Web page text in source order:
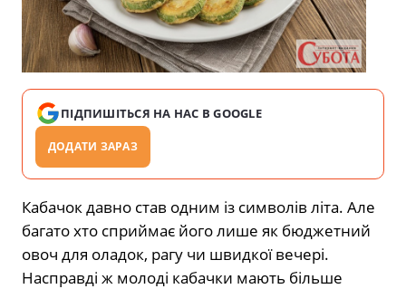
ПІДПИШІТЬСЯ НА НАС В GOOGLE
ДОДАТИ ЗАРАЗ
Кабачок давно став одним із символів літа. Але
багато хто сприймає його лише як бюджетний
овоч для оладок, рагу чи швидкої вечері.
Насправді ж молоді кабачки мають більше